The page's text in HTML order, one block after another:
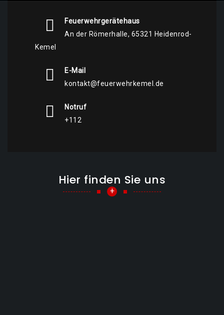
Feuerwehrgerätehaus
An der Römerhalle, 65321 Heidenrod-
Kemel
E-Mail
kontakt@feuerwehrkemel.de
Notruf
+112
Hier finden Sie uns
+